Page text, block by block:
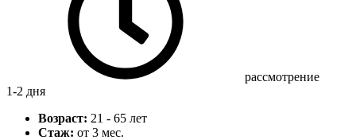
рассмотрение
1-2 дня
Возраст: 21 - 65 лет
Стаж: от 3 мес.